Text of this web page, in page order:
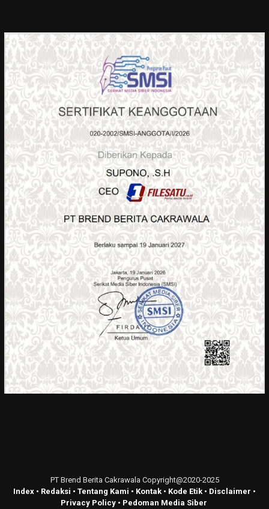
PT Brend Berita Cakrawala Copyright@2020-2025
Index • Redaksi • Tentang Kami • Kontak • Kode Etik • Disclaimer •
Privacy Policy• Pedoman Media Siber